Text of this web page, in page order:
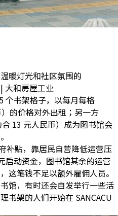
暖灯光和社区氛围的
大和房屋工业
个书架格子，以每月每格
的价格对外出租；另一方
13 元人民币）成为图书馆会
补贴，靠居民自营降低运营压
启动资金，图书馆其余的运营
这笔钱不足以额外雇佣人员。
馆，有时还会自发举行一些活
书架的人们开始在 SANCACU